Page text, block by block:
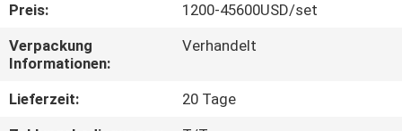
TRETEN
SIE
MIT
UNS
Preis:
1200-45600USD/set
Verpackung
Informationen:
Verhandelt
Lieferzeit:
20 Tage